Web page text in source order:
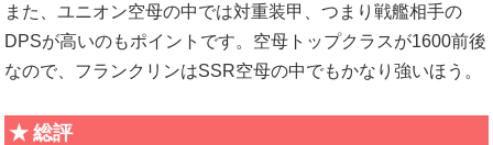
また、ユニオン空母の中では対重装甲、つまり戦艦相手の
DPSが高いのもポイントです。空母トップクラスが1600前後
なので、フランクリンはSSR空母の中でもかなり強いほう。
総評